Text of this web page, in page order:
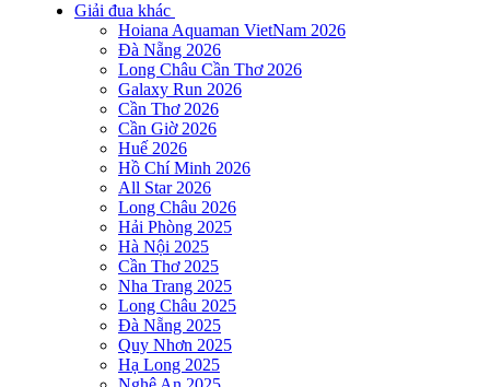
Giải đua khác
Hoiana Aquaman VietNam 2026
Đà Nẵng 2026
Long Châu Cần Thơ 2026
Galaxy Run 2026
Cần Thơ 2026
Cần Giờ 2026
Huế 2026
Hồ Chí Minh 2026
All Star 2026
Long Châu 2026
Hải Phòng 2025
Hà Nội 2025
Cần Thơ 2025
Nha Trang 2025
Long Châu 2025
Đà Nẵng 2025
Quy Nhơn 2025
Hạ Long 2025